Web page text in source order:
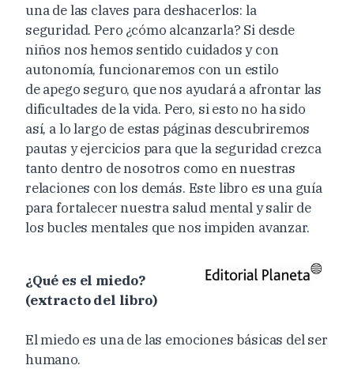
una de las claves para deshacerlos: la
seguridad. Pero ¿cómo alcanzarla? Si desde
niños nos hemos sentido cuidados y con
autonomía, funcionaremos con un estilo
de apego seguro, que nos ayudará a afrontar las
dificultades de la vida. Pero, si esto no ha sido
así, a lo largo de estas páginas descubriremos
pautas y ejercicios para que la seguridad crezca
tanto dentro de nosotros como en nuestras
relaciones con los demás. Este libro es una guía
para fortalecer nuestra salud mental y salir de
los bucles mentales que nos impiden avanzar.
¿Qué es el miedo?
(extracto del libro)
El miedo es una de las emociones básicas del ser
humano.